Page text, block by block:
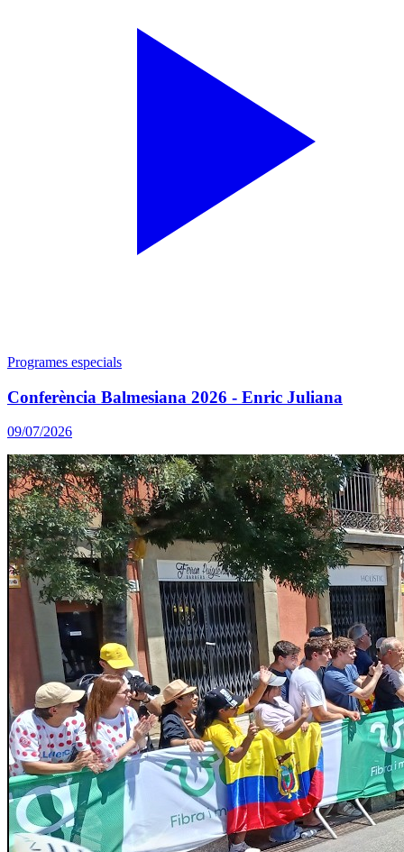
Programes especials
Conferència Balmesiana 2026 - Enric Juliana
09/07/2026